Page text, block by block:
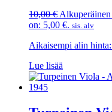
10,00€
on: 5,00 €. sis. alv
Aikaisempi alin hinta:
Lue lisää